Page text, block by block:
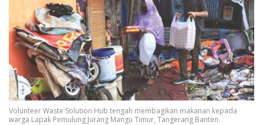
Volunteer Waste Solution Hub tengah membagikan makanan kepada
warga Lapak Pemulung Jurang Mangu Timur, Tangerang Banten.